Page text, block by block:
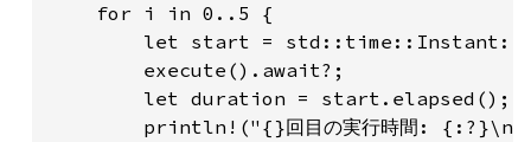
    for i in 0..5 {
let start =
        execute().await?;
        let duration = start.elapsed();
println!("{}回目の実行時間: